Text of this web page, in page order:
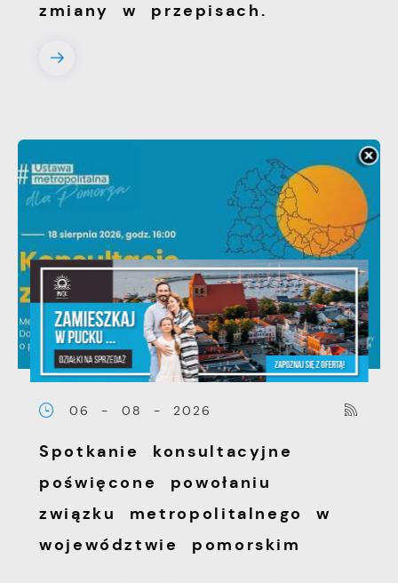
zmiany w przepisach.
06 - 08 - 2026
Spotkanie konsultacyjne
poświęcone powołaniu
związku metropolitalnego w
województwie pomorskim